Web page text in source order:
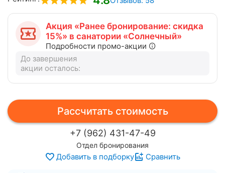
Акция «Ранее бронирование: скидка
15%» в санатории «Солнечный»
Подробности промо-акции
До завершения
акции осталось:
Рассчитать стоимость
+7 (962) 431-47-49
Отдел бронирования
Добавить в подборку Сравнить